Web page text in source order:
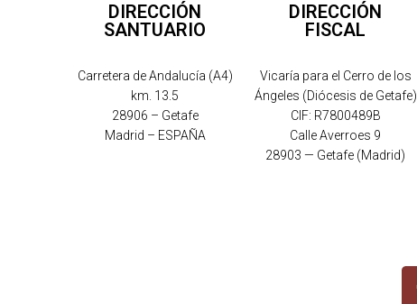
DIRECCIÓN
SANTUARIO
Carretera de Andalucía (A4)
km. 13.5
28906 – Getafe
Madrid – ESPAÑA
DIRECCIÓN
FISCAL
Vicaría para el Cerro de los
Ángeles (Diócesis de Getafe)
CIF: R7800489B
Calle Averroes 9
28903 — Getafe (Madrid)